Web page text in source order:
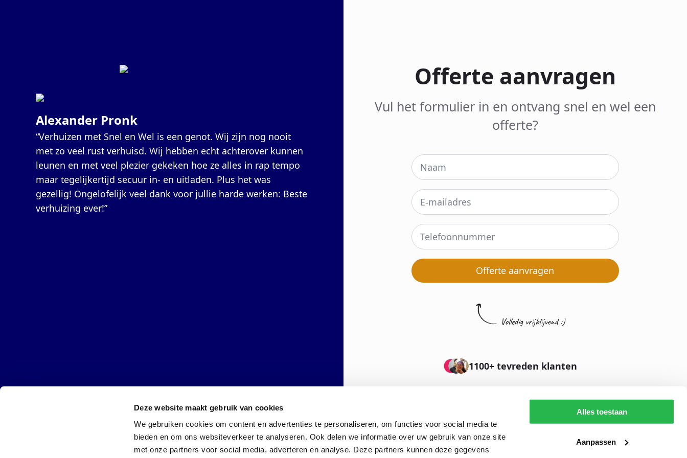
Deze website maakt gebruik van cookies
We gebruiken cookies om content en advertenties te personaliseren, om functies voor social media te
bieden en om ons websiteverkeer te analyseren. Ook delen we informatie over uw gebruik van onze site
met onze partners voor social media, adverteren en analyse. Deze partners kunnen deze gegevens
Alles toestaan
Aanpassen
Alexander Pronk
“Verhuizen met Snel en Wel is een genot. Wij zijn nog nooit
met zo veel rust verhuisd. Wij hebben echt achterover kunnen
leunen en met veel plezier gekeken hoe ze alles in rap tempo
maar tegelijkertijd secuur in- en uitladen. Plus het was
gezellig! Ongelofelijk veel dank voor jullie harde werken: Beste
verhuizing ever!”
Offerte aanvragen
Vul het formulier in en ontvang snel en wel een
offerte?
Offerte aanvragen
1100+ tevreden klanten